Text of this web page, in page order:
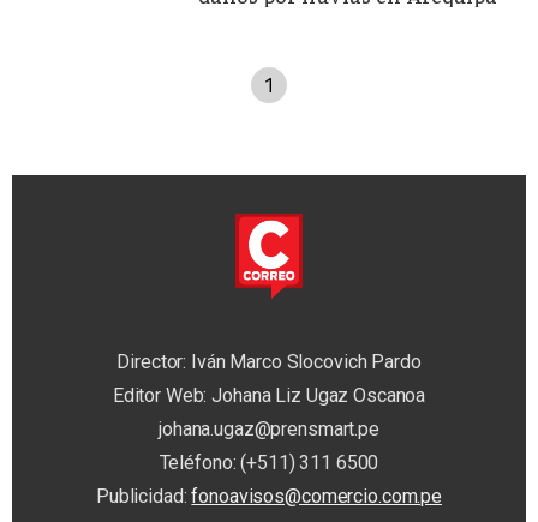
1
Director: Iván Marco Slocovich Pardo
Editor Web: Johana Liz Ugaz Oscanoa
johana.ugaz@prensmart.pe
Teléfono: (+511) 311 6500
Publicidad:fonoavisos@comercio.com.pe